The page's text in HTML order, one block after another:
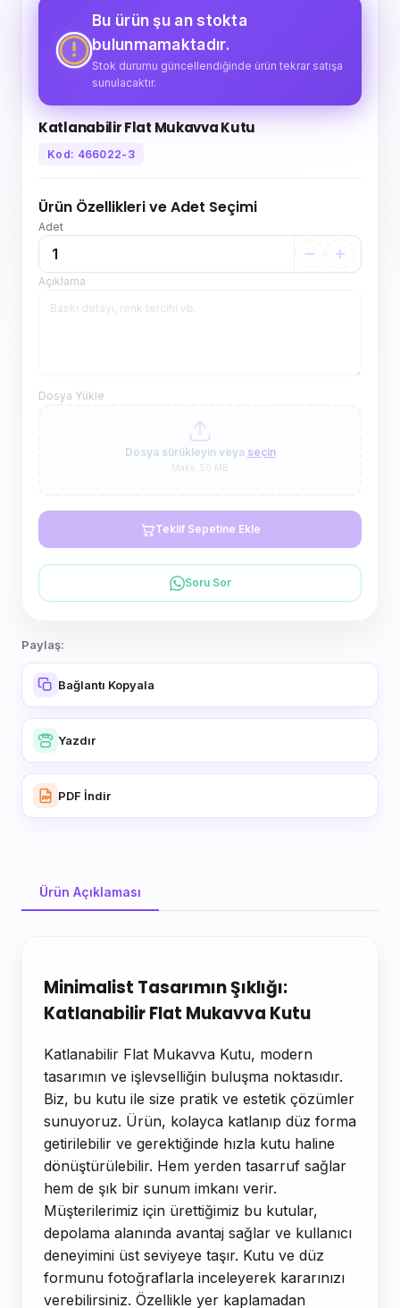
Bu ürün şu an stokta
bulunmamaktadır.
Stok durumu güncellendiğinde ürün tekrar satışa
sunulacaktır.
Katlanabilir Flat Mukavva Kutu
Kod: 466022-3
Ürün Özellikleri ve Adet Seçimi
Adet
Açıklama
Dosya Yükle
Dosya sürükleyin veya seçin
Maks. 50 MB
Teklif Sepetine Ekle
Soru Sor
Paylaş:
Bağlantı Kopyala
Yazdır
PDF İndir
Ürün Açıklaması
Minimalist Tasarımın Şıklığı:
Katlanabilir Flat Mukavva Kutu
Katlanabilir Flat Mukavva Kutu, modern
tasarımın ve işlevselliğin buluşma noktasıdır.
Biz, bu kutu ile size pratik ve estetik çözümler
sunuyoruz. Ürün, kolayca katlanıp düz forma
getirilebilir ve gerektiğinde hızla kutu haline
dönüştürülebilir. Hem yerden tasarruf sağlar
hem de şık bir sunum imkanı verir.
Müşterilerimiz için ürettiğimiz bu kutular,
depolama alanında avantaj sağlar ve kullanıcı
deneyimini üst seviyeye taşır. Kutu ve düz
formunu fotoğraflarla inceleyerek kararınızı
verebilirsiniz. Özellikle yer kaplamadan